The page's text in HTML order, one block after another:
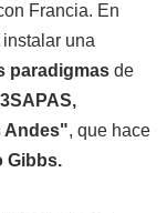
Francia. En
instalar una
paradigmas de
3SAPAS,
Andes", que hace
Gibbs.